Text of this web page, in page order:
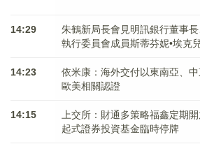
14:29
朱鶴新局長會見明訊銀行董事
執行委員會成員斯蒂芬妮•埃克
14:23
依米康：海外交付以東南亞、
歐美相關認證
14:15
上交所：財通多策略福鑫定期
起式證券投資基金臨時停牌